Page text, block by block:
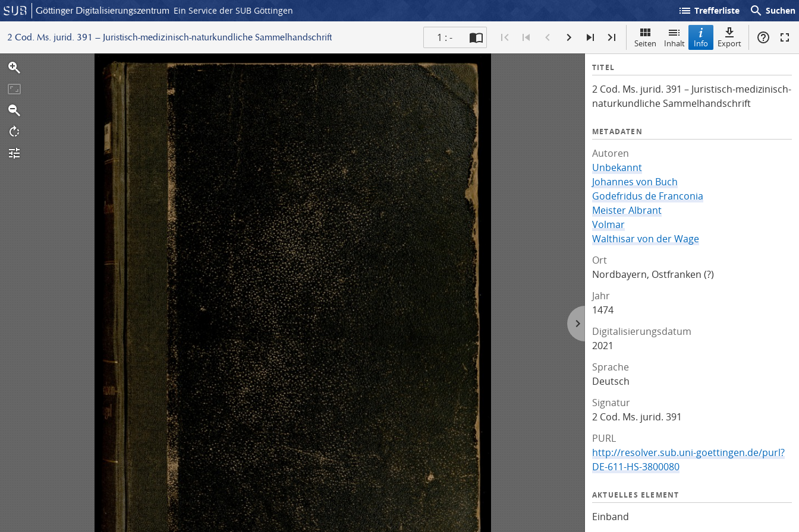
Göttinger Digitalisierungszentrum Ein Service der SUB Göttingen list Trefferliste search Suchen
2 Cod. Ms. jurid. 391 – Juristisch-medizinisch-naturkundliche Sammelhandschrift 1 : - Seiten Inhalt Info Export
I
f
o
TITEL
2 Cod. Ms. jurid. 391 – Juristisch-medizinisch-
naturkundliche Sammelhandschrift
METADATEN
Autoren
Unbekannt
Johannes von Buch
Godefridus de Franconia
Meister Albrant
Volmar
Walthisar von der Wage
Ort
Nordbayern, Ostfranken (?)
Jahr
1474
Digitalisierungsdatum
2021
Sprache
Deutsch
Signatur
2 Cod. Ms. jurid. 391
PURL
http://resolver.sub.uni-goettingen.de/purl?
DE-611-HS-3800080
AKTUELLES ELEMENT
Einband